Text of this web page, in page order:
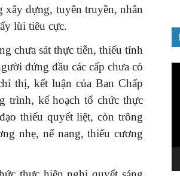
xây dựng, tuyên truyền, nhân
lùi tiêu cực.
chưa sát thực tiễn, thiếu tính
đứng đầu các cấp chưa có
thị, kết luận của Ban Chấp
trình, kế hoạch tổ chức thực
thiếu quyết liệt, còn trông
nhẹ, nể nang, thiếu cương